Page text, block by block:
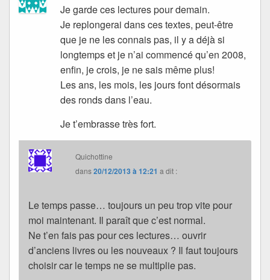
Je garde ces lectures pour demain.
Je replongerai dans ces textes, peut-être
que je ne les connais pas, il y a déjà si
longtemps et je n’ai commencé qu’en 2008,
enfin, je crois, je ne sais même plus!
Les ans, les mois, les jours font désormais
des ronds dans l’eau.
Je t’embrasse très fort.
Quichottine
dans20/12/2013 à 12:21 a dit :
Le temps passe… toujours un peu trop vite pour
moi maintenant. Il paraît que c’est normal.
Ne t’en fais pas pour ces lectures… ouvrir
d’anciens livres ou les nouveaux ? Il faut toujours
choisir car le temps ne se multiplie pas.